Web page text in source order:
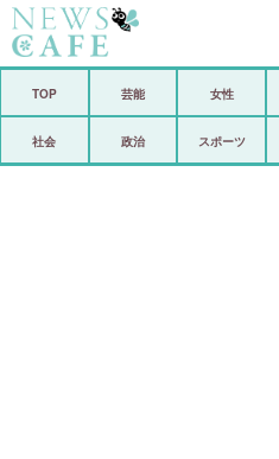
TOP 芸能 女性
社会 政治 スポーツ